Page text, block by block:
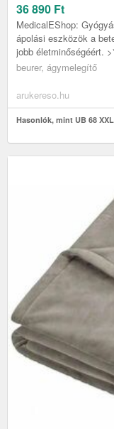
36 890 Ft
MedicalEShop:
ápolási eszközök a
jobb életminőségéért.
beurer, ágymelegítő
arukereso.hu
Hasonlók, mint UB 68 XXL